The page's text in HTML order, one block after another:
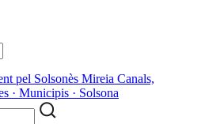
pel Solsonès Mireia Canals,
· Municipis · Solsona